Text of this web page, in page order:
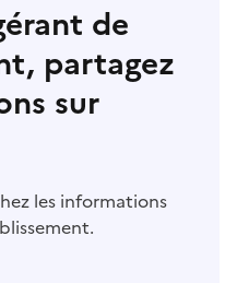
de
partagez
sur
les informations